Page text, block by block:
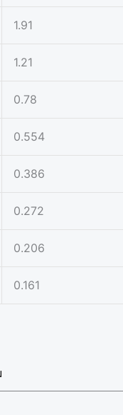
1.91
1.21
0.78
0.554
0.386
0.272
0.206
0.161